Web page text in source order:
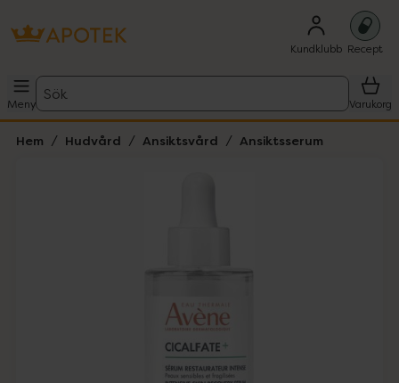
Kundklubb Recept
Meny
Sök
Varukorg
Hem Hudvård Ansiktsvård Ansiktsserum